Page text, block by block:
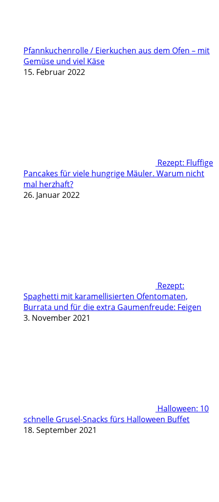
Pfannkuchenrolle / Eierkuchen aus dem Ofen – mit
Gemüse und viel Käse
15. Februar 2022
Rezept: Fluffige
Pancakes für viele hungrige Mäuler. Warum nicht
mal herzhaft?
26. Januar 2022
Rezept:
Spaghetti mit karamellisierten Ofentomaten,
Burrata und für die extra Gaumenfreude: Feigen
3. November 2021
Halloween: 10
schnelle Grusel-Snacks fürs Halloween Buffet
18. September 2021